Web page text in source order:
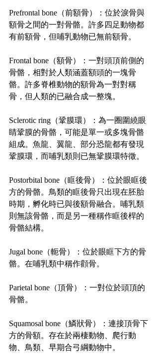
Prefrontal bone（前額骨）：位於淚骨與
額骨之間的一對骨骼。許多四足動物都
有前額骨，但哺乳動物已無前額骨。
Frontal bone（額骨）：一對頭頂前側的
骨骼，相對於人類涵蓋額頭的一塊骨
骼。許多脊椎動物的額骨為一對對稱
骨，但人類的已融合成一整塊。
Sclerotic ring（鞏膜環）：為一圈圍繞眼
睛鞏膜的骨骼，可能是單一或多塊骨骼
組成。魚龍、翼龍、部分恐龍都有發現
鞏膜環，而哺乳類則已無鞏膜環特徵。
Postorbital bone（眶後骨）：位於眼眶後
方的骨骼。鳥類的眶後骨只出現在胚胎
時期，孵化時已與後額骨融合。哺乳類
則無該骨骼，而是另一種稱作眶後桿的
骨骼結構。
Jugal bone（軛骨）：位於眼眶下方的骨
骼。在哺乳類中稱作顴骨。
Parietal bone（頂骨）：一對位於頭頂的
骨骼。
Squamosal bone（鱗狀骨）：連接頂骨下
方的骨額。存在於兩棲動物、爬行動
物、鳥類、早期合弓綱動物中。